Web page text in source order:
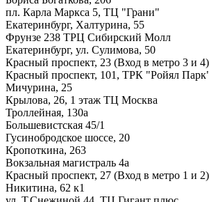
пл. Карла Маркса 5, ТЦ "Грани"
Екатеринбург, Халтурина, 55
Фрунзе 238 ТРЦ Сибирский Молл
Екатеринбург, ул. Сулимова, 50
Красный проспект, 23 (Вход в метро 3 и 4)
Красный проспект, 101, ТРК "Ройял
Мичурина, 25
Крылова, 26, 1 этаж ТЦ Москва
Троллейная, 130а
Большевистская 45/1
Гусинобродское шоссе, 20
Кропоткина, 263
Вокзальная магистраль 4а
Красный проспект, 27 (Вход в метро 1 и 2)
Никитина, 62 к1